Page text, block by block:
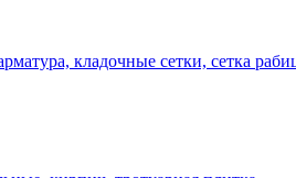
кладочные сетки, сетка